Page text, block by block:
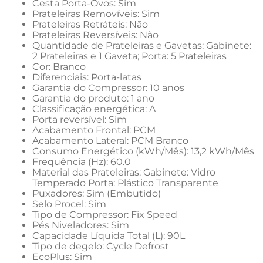
Cesta Porta-Ovos: Sim
Prateleiras Removíveis: Sim
Prateleiras Retráteis: Não
Prateleiras Reversíveis: Não
Quantidade de Prateleiras e Gavetas: Gabinete:
2 Prateleiras e 1 Gaveta; Porta: 5 Prateleiras
Cor: Branco
Diferenciais: Porta-latas
Garantia do Compressor: 10 anos
Garantia do produto: 1 ano
Classificação energética: A
Porta reversível: Sim
Acabamento Frontal: PCM
Acabamento Lateral: PCM Branco
Consumo Energético (kWh/Mês): 13,2 kWh/Mês
Frequência (Hz): 60.0
Material das Prateleiras: Gabinete: Vidro
Temperado Porta: Plástico Transparente
Puxadores: Sim (Embutido)
Selo Procel: Sim
Tipo de Compressor: Fix Speed
Pés Niveladores: Sim
Capacidade Líquida Total (L): 90L
Tipo de degelo: Cycle Defrost
EcoPlus: Sim